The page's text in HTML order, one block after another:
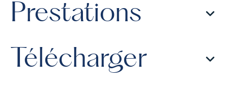
Prestations
Télécharger